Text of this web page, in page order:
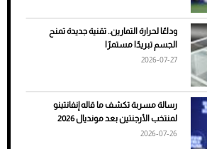
لون البنطلون المناسب للقميص
وداعًا لحرارة التمارين.. تقنية جديدة تمنح
الجسم تبريدًا مستمرًا
2026-07-27
رسالة مسربة تكشف ما قاله إنفانتينو
لمنتخب الأرجنتين بعد مونديال 2026
2026-07-26